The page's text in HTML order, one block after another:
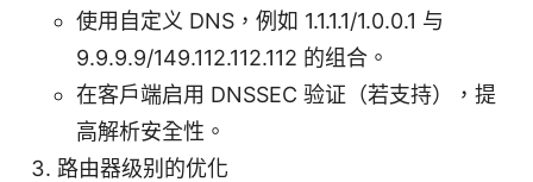
使用自定义 DNS，例如 1.1.1.1/1.0.0.1 与
9.9.9.9/149.112.112.112 的组合。
在客户端启用 DNSSEC 验证（若支持），提
高解析安全性。
路由器级别的优化